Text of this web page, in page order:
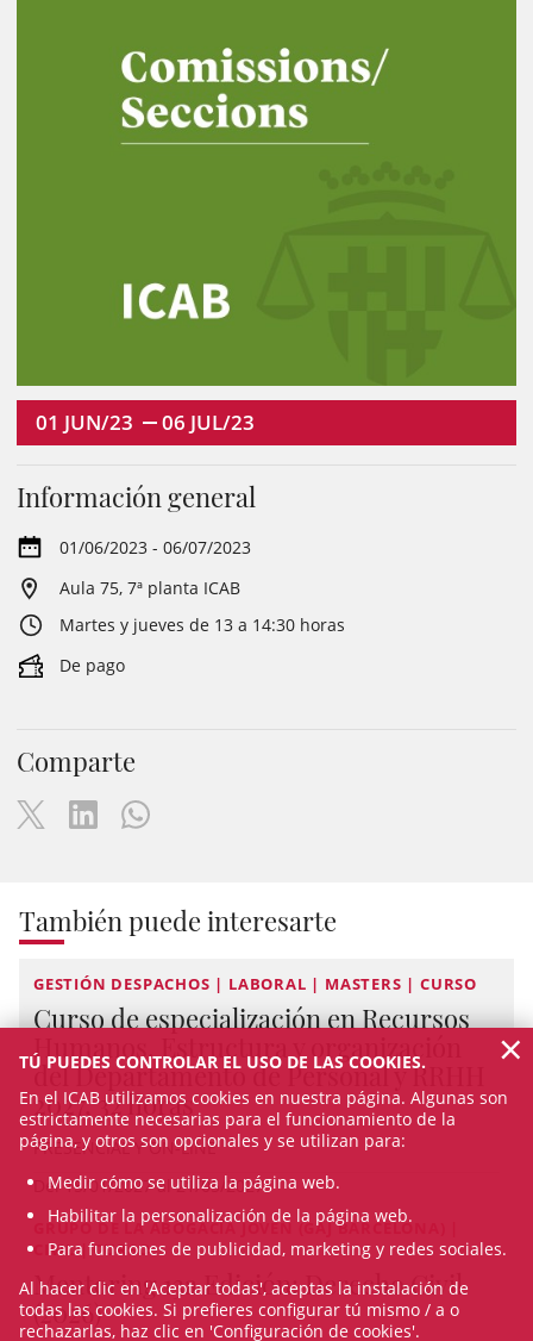
01 JUN/23 06 JUL/23
Información general
01/06/2023 - 06/07/2023
Aula 75, 7ª planta ICAB
Martes y jueves de 13 a 14:30 horas
De pago
Comparte
También puede interesarte
GESTIÓN DESPACHOS | LABORAL | MASTERS | CURSO
Curso de especialización en Recursos
Humanos. Estructura y organización
del Departamento de Personal y RRHH
2027, 32 horas
PRESENCIAL Y ON-LINE
Del 15/01/2027 al 21/05/2027
GRUPO DE LA ABOGACÍA JOVEN (GAJ BARCELONA) |
CIVIL | CURSO
Mentoring 13a Edición: Derecho Civil
(2026)
TÚ PUEDES CONTROLAR EL USO DE LAS COOKIES.
En el ICAB utilizamos cookies en nuestra página. Algunas son
estrictamente necesarias para el funcionamiento de la
página, y otros son opcionales y se utilizan para:
Medir cómo se utiliza la página web.
Habilitar la personalización de la página web.
Para funciones de publicidad, marketing y redes sociales.
Al hacer clic en 'Aceptar todas', aceptas la instalación de
todas las cookies. Si prefieres configurar tú mismo / a o
rechazarlas, haz clic en 'Configuración de cookies'.
×